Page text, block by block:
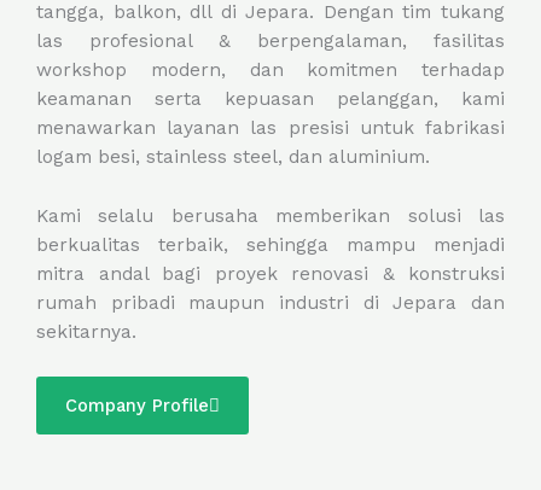
tangga, balkon, dll di Jepara. Dengan tim tukang
las profesional & berpengalaman, fasilitas
workshop modern, dan komitmen terhadap
keamanan serta kepuasan pelanggan, kami
menawarkan layanan las presisi untuk fabrikasi
logam besi, stainless steel, dan aluminium.
Kami selalu berusaha memberikan solusi las
berkualitas terbaik, sehingga mampu menjadi
mitra andal bagi proyek renovasi & konstruksi
rumah pribadi maupun industri di Jepara dan
sekitarnya.
Company Profile